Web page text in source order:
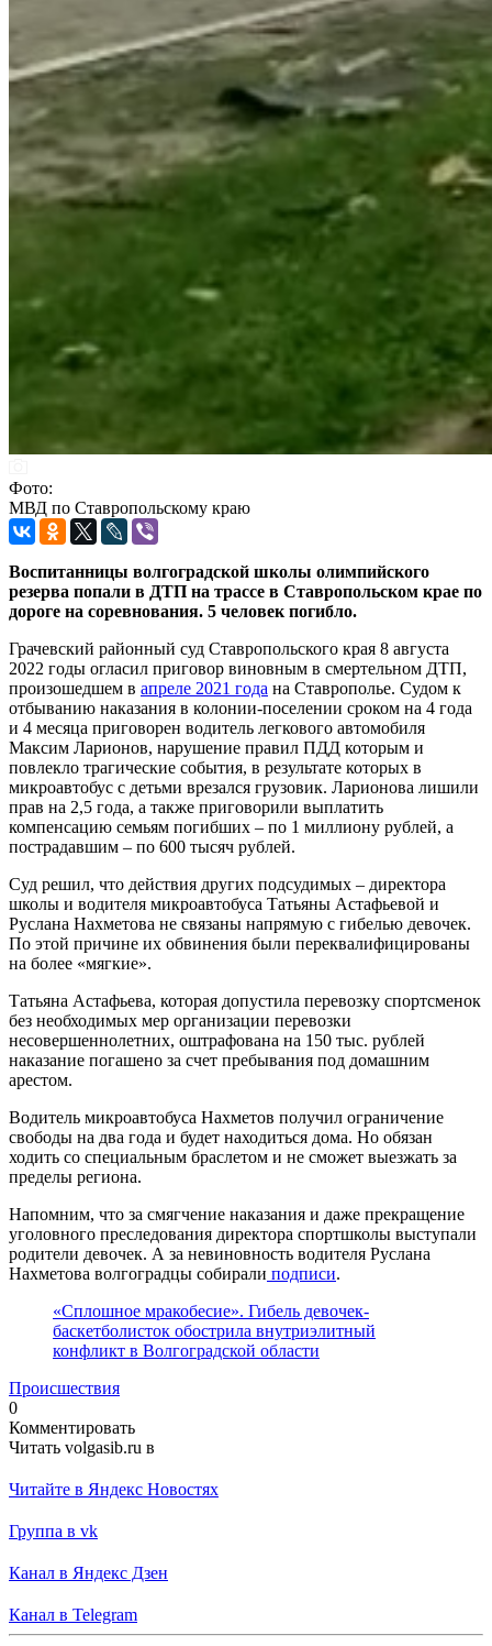
Фото:
МВД по Ставропольскому краю
Воспитанницы волгоградской школы олимпийского
резерва попали в ДТП на трассе в Ставропольском крае по
дороге на соревнования. 5 человек погибло.
Грачевский районный суд Ставропольского края 8 августа
2022 годы огласил приговор виновным в смертельном ДТП,
произошедшем в апреле 2021 года на Ставрополье. Судом к
отбыванию наказания в колонии-поселении сроком на 4 года
и 4 месяца приговорен водитель легкового автомобиля
Максим Ларионов, нарушение правил ПДД которым и
повлекло трагические события, в результате которых в
микроавтобус с детьми врезался грузовик. Ларионова лишили
прав на 2,5 года, а также приговорили выплатить
компенсацию семьям погибших – по 1 миллиону рублей, а
пострадавшим – по 600 тысяч рублей.
Суд решил, что действия других подсудимых – директора
школы и водителя микроавтобуса Татьяны Астафьевой и
Руслана Нахметова не связаны напрямую с гибелью девочек.
По этой причине их обвинения были переквалифицированы
на более «мягкие».
Татьяна Астафьева, которая допустила перевозку спортсменок
без необходимых мер организации перевозки
несовершеннолетних, оштрафована на 150 тыс. рублей
наказание погашено за счет пребывания под домашним
арестом.
Водитель микроавтобуса Нахметов получил ограничение
свободы на два года и будет находиться дома. Но обязан
ходить со специальным браслетом и не сможет выезжать за
пределы региона.
Напомним, что за смягчение наказания и даже прекращение
уголовного преследования директора спортшколы выступали
родители девочек. А за невиновность водителя Руслана
Нахметова волгоградцы собирали подписи.
«Сплошное мракобесие». Гибель девочек-
баскетболисток обострила внутриэлитный
конфликт в Волгоградской области
Происшествия
0
Комментировать
Читать volgasib.ru в
Читайте в Яндекс Новостях
Группа в vk
Канал в Яндекс Дзен
Канал в Telegram